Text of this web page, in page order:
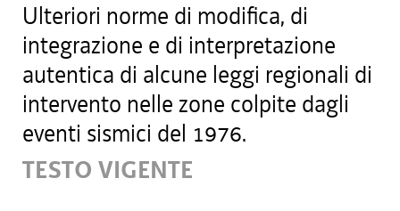
Ulteriori norme di modifica, di
integrazione e di interpretazione
autentica di alcune leggi regionali di
intervento nelle zone colpite dagli
eventi sismici del 1976.
TESTO VIGENTE